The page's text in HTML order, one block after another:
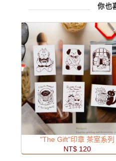
你也
"The Gift"印章 茶室系列
NT$ 120